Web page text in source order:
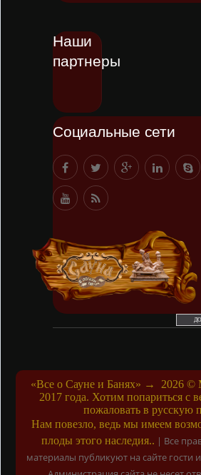
Наши
партнеры
Социальные сети
«Все о Сауне и Банях» → 2026©
2017 года. Хотим попариться с
пожаловать в русскую
Нам повезло, ведь мы имеем
плоды этого наследия.. | Все
материалы публикуют на сайте гости